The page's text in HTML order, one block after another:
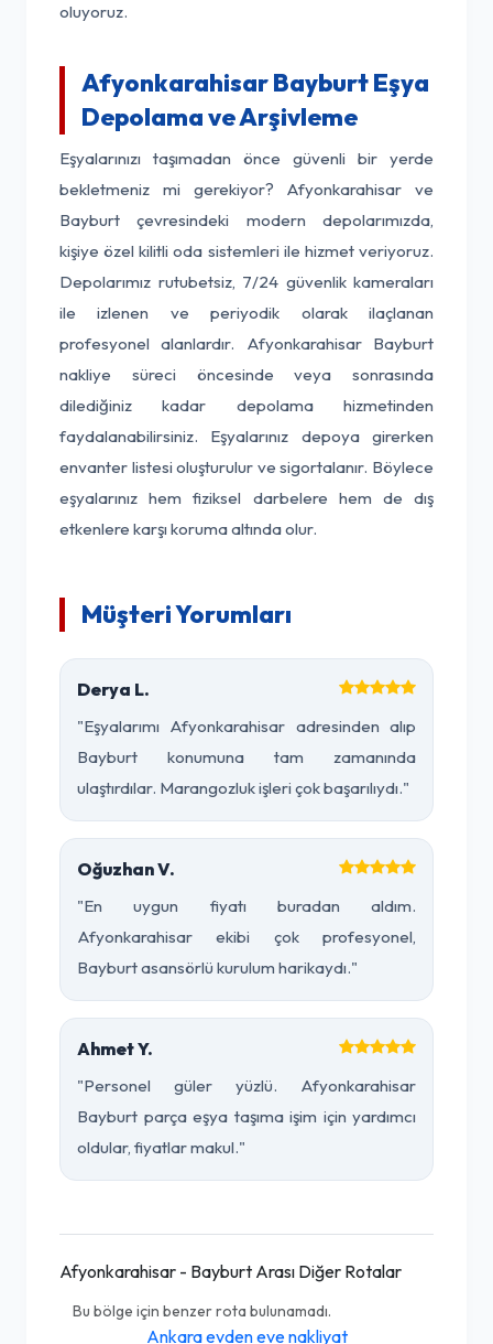
oluyoruz.
Afyonkarahisar Bayburt Eşya
Depolama ve Arşivleme
Eşyalarınızı taşımadan önce güvenli bir yerde
bekletmeniz mi gerekiyor? Afyonkarahisar ve
Bayburt çevresindeki modern depolarımızda,
kişiye özel kilitli oda sistemleri ile hizmet veriyoruz.
Depolarımız rutubetsiz, 7/24 güvenlik kameraları
ile izlenen ve periyodik olarak ilaçlanan
profesyonel alanlardır. Afyonkarahisar Bayburt
nakliye süreci öncesinde veya sonrasında
dilediğiniz kadar depolama hizmetinden
faydalanabilirsiniz. Eşyalarınız depoya girerken
envanter listesi oluşturulur ve sigortalanır. Böylece
eşyalarınız hem fiziksel darbelere hem de dış
etkenlere karşı koruma altında olur.
Müşteri Yorumları
Derya L.
"Eşyalarımı Afyonkarahisar adresinden alıp
Bayburt konumuna tam zamanında
ulaştırdılar. Marangozluk işleri çok başarılıydı."
Oğuzhan V.
"En uygun fiyatı buradan aldım.
Afyonkarahisar ekibi çok profesyonel,
Bayburt asansörlü kurulum harikaydı."
Ahmet Y.
"Personel güler yüzlü. Afyonkarahisar
Bayburt parça eşya taşıma işim için yardımcı
oldular, fiyatlar makul."
Afyonkarahisar - Bayburt Arası Diğer Rotalar
Bu bölge için benzer rota bulunamadı.
Ankara evden eve nakliyat